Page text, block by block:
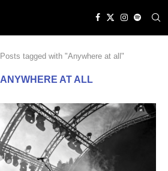
Posts tagged with "Anywhere at all"
ANYWHERE AT ALL